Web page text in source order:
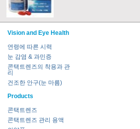
Vision and Eye Health
연령에 따른 시력
눈 감염 & 과민증
콘택트렌즈의 착용과 관
리
건조한 안구(눈 마름)
Products
콘택트렌즈
콘택트렌즈 관리 용액